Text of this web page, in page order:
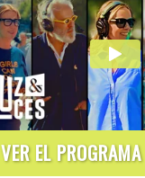
VER EL